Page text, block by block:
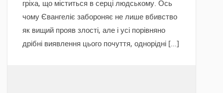
гріха, що міститься в серці людському. Ось
чому Євангеліє забороняє не лише вбивство
як вищий прояв злості, але і усі порівняно
дрібні виявлення цього почуття, однорідні […]